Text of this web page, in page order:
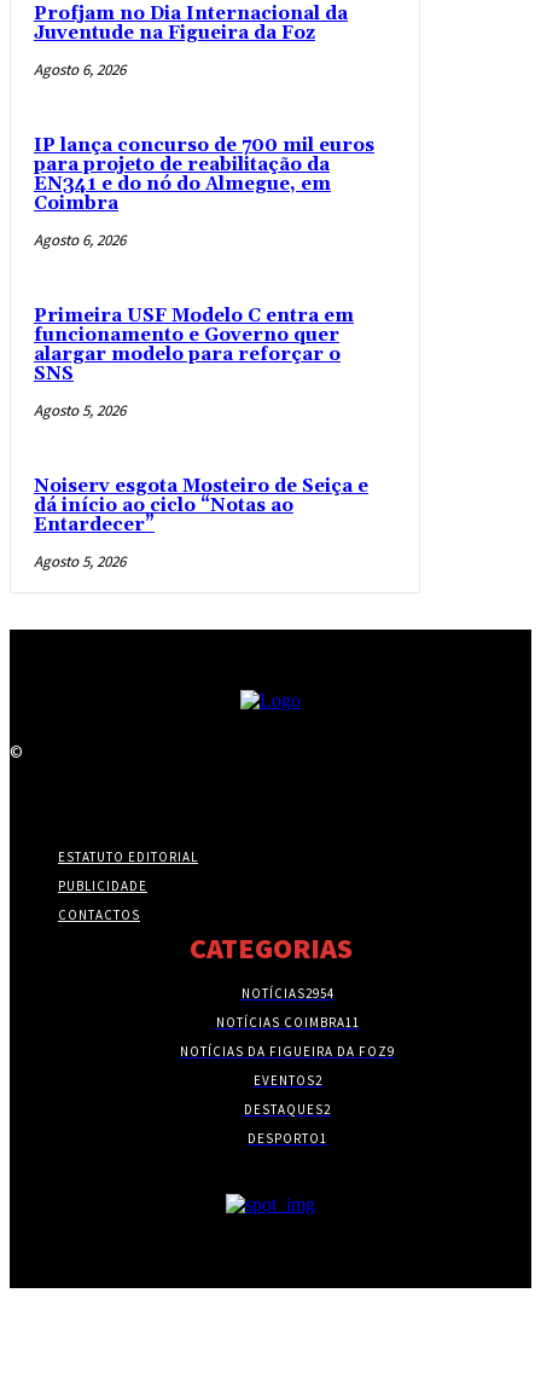
Profjam no Dia Internacional da
Juventude na Figueira da Foz
Agosto 6, 2026
IP lança concurso de 700 mil euros
para projeto de reabilitação da
EN341 e do nó do Almegue, em
Coimbra
Agosto 6, 2026
Primeira USF Modelo C entra em
funcionamento e Governo quer
alargar modelo para reforçar o
SNS
Agosto 5, 2026
Noiserv esgota Mosteiro de Seiça e
dá início ao ciclo “Notas ao
Entardecer”
Agosto 5, 2026
©
ESTATUTO EDITORIAL
PUBLICIDADE
CONTACTOS
CATEGORIAS
NOTÍCIAS2954
NOTÍCIAS COIMBRA11
NOTÍCIAS DA FIGUEIRA DA FOZ9
EVENTOS2
DESTAQUES2
DESPORTO1